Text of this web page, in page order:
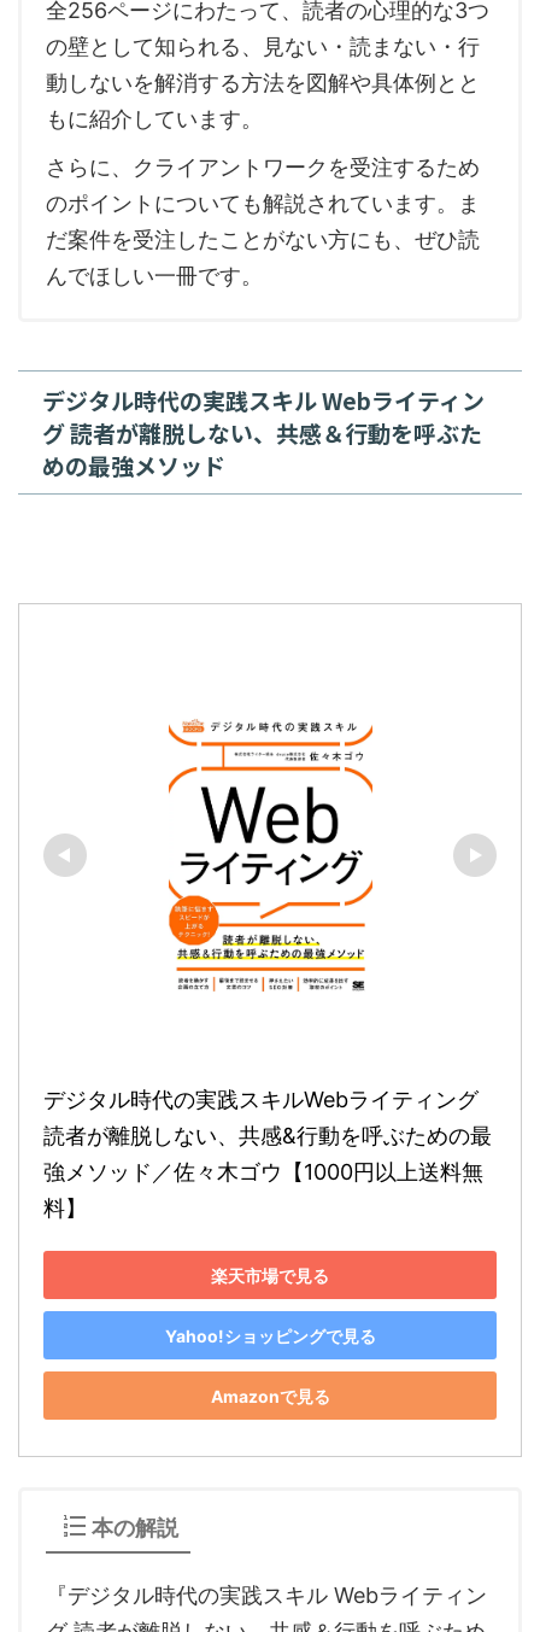
全256ページにわたって、読者の心理的な3つ
の壁として知られる、見ない・読まない・行
動しないを解消する方法を図解や具体例とと
もに紹介しています。
さらに、クライアントワークを受注するため
のポイントについても解説されています。ま
だ案件を受注したことがない方にも、ぜひ読
んでほしい一冊です。
デジタル時代の実践スキル Webライティン
グ 読者が離脱しない、共感＆行動を呼ぶた
めの最強メソッド
デジタル時代の実践スキルWebライティング
読者が離脱しない、共感&行動を呼ぶための最
強メソッド／佐々木ゴウ【1000円以上送料無
料】
楽天市場で見る
Yahoo!ショッピングで見る
Amazonで見る
本の解説
『デジタル時代の実践スキル Webライティン